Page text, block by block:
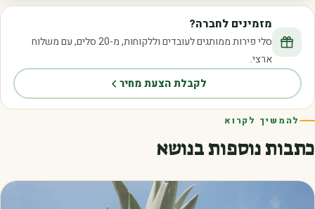
מזמינים לחברה?
סלי פירות ממותגים לעובדים וללקוחות, מ-20 סלים, עם משלוח
ארצי.
לקבלת הצעת מחיר
להמשיך לקרוא
כתבות נוספות בנושא